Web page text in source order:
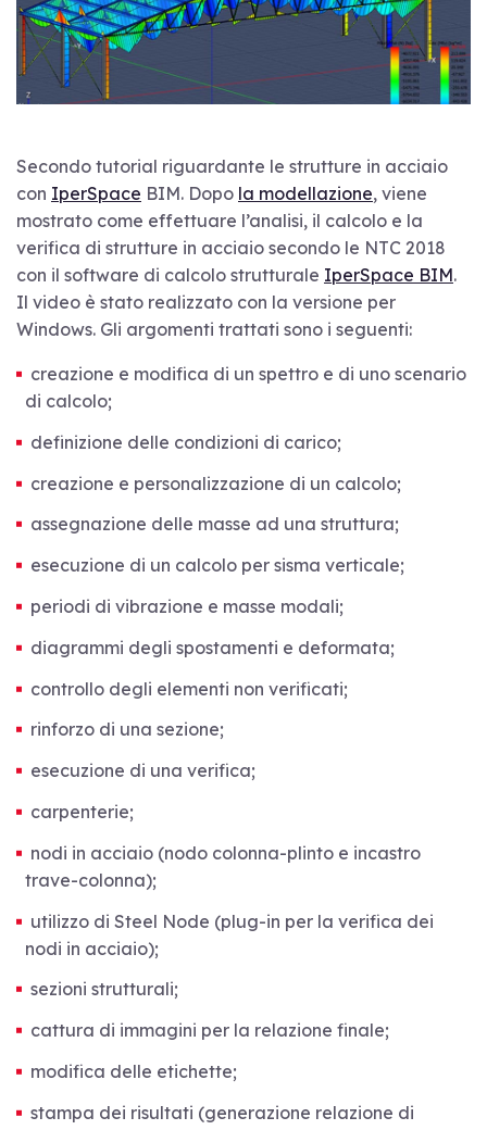
Secondo tutorial riguardante le strutture in acciaio
con IperSpace BIM. Dopo la modellazione, viene
mostrato come effettuare l’analisi, il calcolo e la
verifica di strutture in acciaio secondo le NTC 2018
con il software di calcolo strutturale IperSpace BIM.
Il video è stato realizzato con la versione per
Windows. Gli argomenti trattati sono i seguenti:
creazione e modifica di un spettro e di uno scenario
di calcolo;
definizione delle condizioni di carico;
creazione e personalizzazione di un calcolo;
assegnazione delle masse ad una struttura;
esecuzione di un calcolo per sisma verticale;
periodi di vibrazione e masse modali;
diagrammi degli spostamenti e deformata;
controllo degli elementi non verificati;
rinforzo di una sezione;
esecuzione di una verifica;
carpenterie;
nodi in acciaio (nodo colonna-plinto e incastro
trave-colonna);
utilizzo di Steel Node (plug-in per la verifica dei
nodi in acciaio);
sezioni strutturali;
cattura di immagini per la relazione finale;
modifica delle etichette;
stampa dei risultati (generazione relazione di